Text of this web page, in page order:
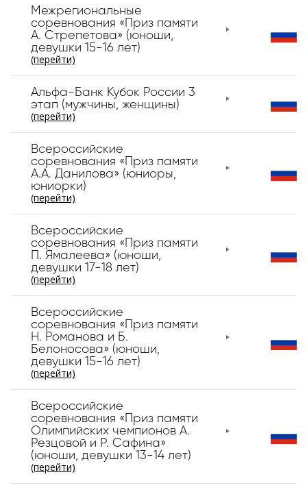
Межрегиональные
соревнования «Приз памяти
А. Стрепетова» (юноши,
девушки 15-16 лет)
(перейти)
Альфа-Банк Кубок России 3
этап (мужчины, женщины)
(перейти)
Всероссийские
соревнования «Приз памяти
А.А. Данилова» (юниоры,
юниорки)
(перейти)
Всероссийские
соревнования «Приз памяти
П. Ямалеева» (юноши,
девушки 17-18 лет)
(перейти)
Всероссийские
соревнования «Приз памяти
Н. Романова и Б.
Белоносова» (юноши,
девушки 15-16 лет)
(перейти)
Всероссийские
соревнования «Приз памяти
Олимпийских чемпионов А.
Резцовой и Р. Сафина»
(юноши, девушки 13-14 лет)
(перейти)